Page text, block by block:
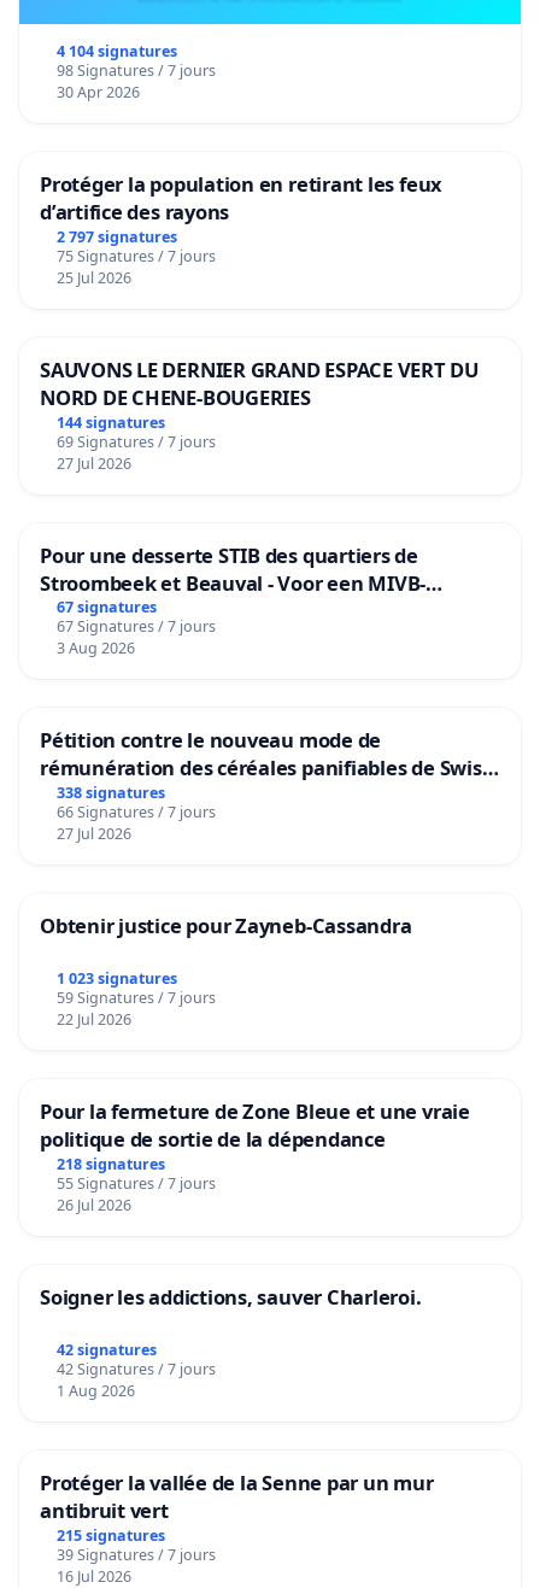
4 104 signatures
98 Signatures / 7 jours
30 Apr 2026
Protéger la population en retirant les feux
d’artifice des rayons
2 797 signatures
75 Signatures / 7 jours
25 Jul 2026
SAUVONS LE DERNIER GRAND ESPACE VERT DU
NORD DE CHENE-BOUGERIES
144 signatures
69 Signatures / 7 jours
27 Jul 2026
Pour une desserte STIB des quartiers de
Stroombeek et Beauval - Voor een MIVB-
bediening van de wijken Strombeek en Het
Voor
67 signatures
67 Signatures / 7 jours
3 Aug 2026
Pétition contre le nouveau mode de
rémunération des céréales panifiables de Swiss
granum basé sur la teneur en protéines
338 signatures
66 Signatures / 7 jours
27 Jul 2026
Obtenir justice pour Zayneb-Cassandra
1 023 signatures
59 Signatures / 7 jours
22 Jul 2026
Pour la fermeture de Zone Bleue et une vraie
politique de sortie de la dépendance
218 signatures
55 Signatures / 7 jours
26 Jul 2026
Soigner les addictions, sauver Charleroi.
42 signatures
42 Signatures / 7 jours
1 Aug 2026
Protéger la vallée de la Senne par un mur
antibruit vert
215 signatures
39 Signatures / 7 jours
16 Jul 2026